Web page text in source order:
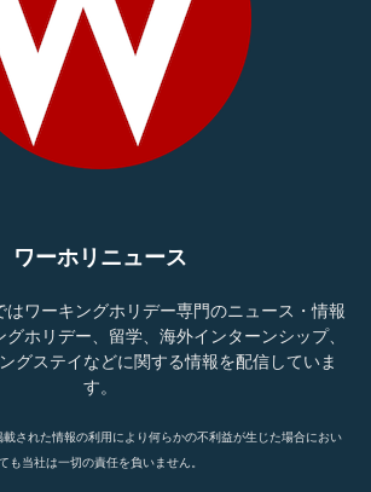
ワーホリニュース
はワーキングホリデー専門のニュース・情報
ホリデー、留学、海外インターンシップ、
グステイなどに関する情報を配信していま
す。
された情報の利用により何らかの不利益が生じた場合におい
も当社は一切の責任を負いません。